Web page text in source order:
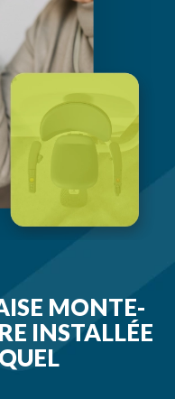
MONTE-
INSTALLÉE